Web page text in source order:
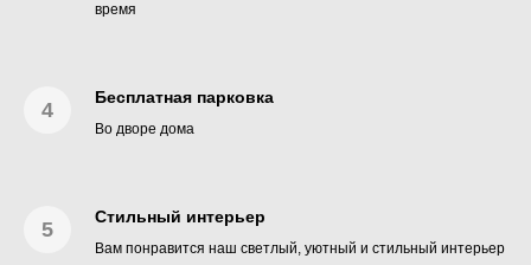
время
Бесплатная парковка
Во дворе дома
Стильный интерьер
Вам понравится наш светлый, уютный и стильный интерьер